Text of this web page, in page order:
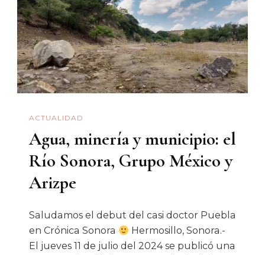
Sonora:
Entre
La
Y
ACTUALIDAD
Agua, minería y municipio: el
Río Sonora, Grupo México y
Arizpe
Saludamos el debut del casi doctor Puebla
en Crónica Sonora
Hermosillo, Sonora.-
El jueves 11 de julio del 2024 se publicó una